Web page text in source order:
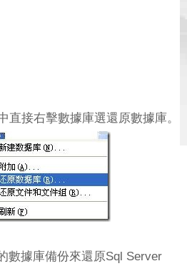
直接右擊數據庫選還原數據庫。
數據庫備份來還原Sql Server